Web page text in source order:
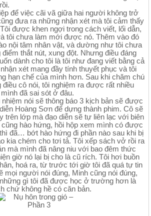
để việc cãi vã giữa hai người không trở
đưa ra những nhận xét mà tôi cảm thấy
được khen ngợi trong cách viết, lối dẫn,
tôi chưa làm mới được nó. Thêm vào đó
nội tâm nhân vật, và dường như tôi chưa
thắt nút, xung đột. Nhưng điều đáng
dành cho tôi là tôi như đang viết bằng cả
xét mang đầy tính thuyết phục và tôi
hạn chế của mình hơn. Sau khi chăm chú
điều cô nói, tôi nghiệm ra được rất nhiều
đã sai sót ở đâu.
nói sẽ thông báo 3 kịch bản sẽ được
Hoàng Sơn để dựng thành phim. Cô sẽ
trên lớp mà đạo diễn sẽ tự liên lạc với biên
hào hứng, hồi hộp xem mình có được
đã… bớt hào hứng đi phần nào sau khi bị
kia chém cho tơi tả. Tôi xếp sách vở rồi ra
mà mình đã nâng niu với bao đêm thức
giờ nó lại bị cho là cũ rích. Tôi hơi buồn
hoá ra, từ trước tới giờ tôi đã quá tự tin
mọi người nói đúng, Minh cũng nói đúng,
gì tôi đã được học ở trường hơn là
chứ không hề có căn bản.